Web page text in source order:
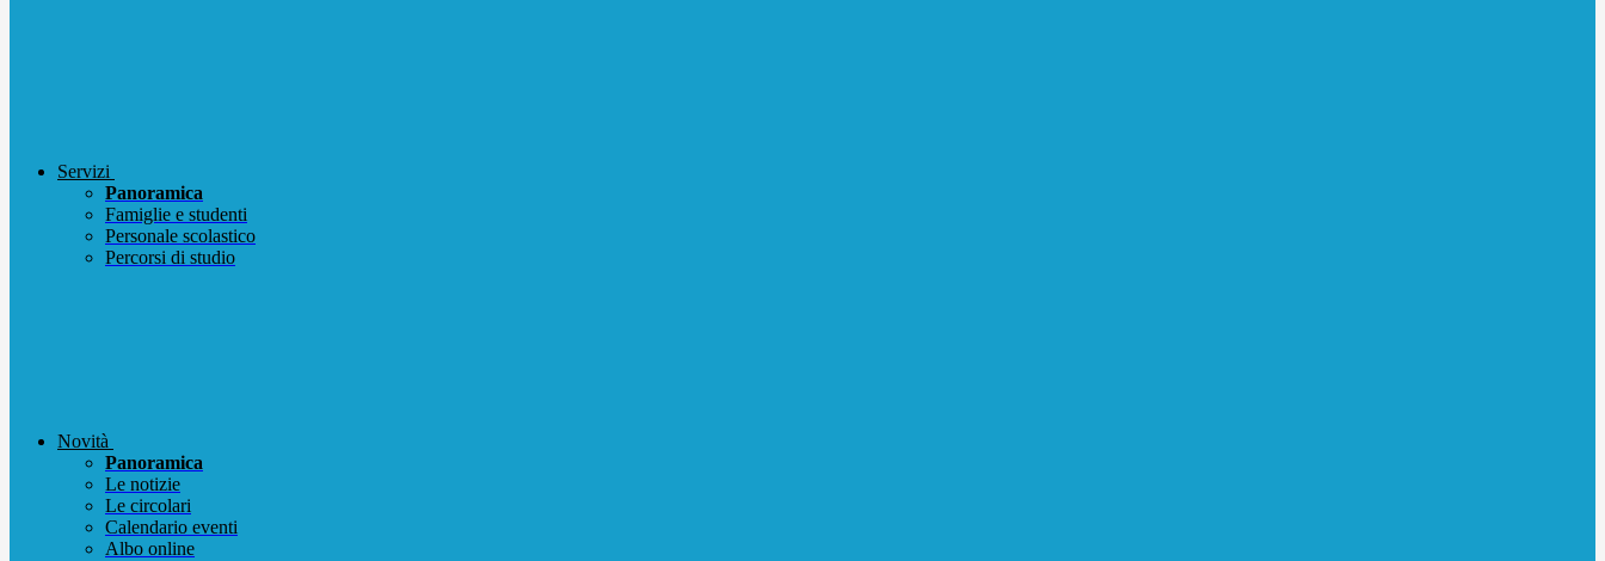
Servizi
Panoramica
Famiglie e studenti
Personale scolastico
Percorsi di studio
Novità
Panoramica
Le notizie
Le circolari
Calendario eventi
Albo online